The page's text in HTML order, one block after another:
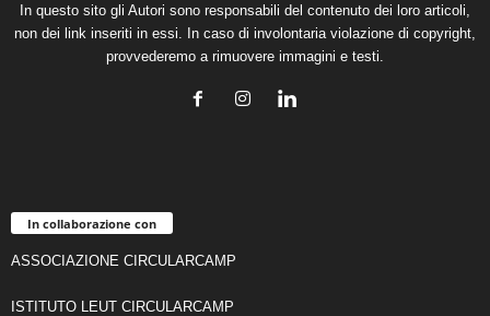
In questo sito gli Autori sono responsabili del contenuto dei loro articoli,
non dei link inseriti in essi. In caso di involontaria violazione di copyright,
provvederemo a rimuovere immagini e testi.
In collaborazione con
ASSOCIAZIONE CIRCULARCAMP
ISTITUTO LEUT CIRCULARCAMP